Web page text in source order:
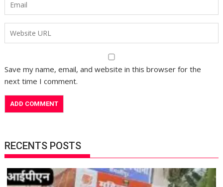
Save my name, email, and website in this browser for the
next time I comment.
RECENTS POSTS